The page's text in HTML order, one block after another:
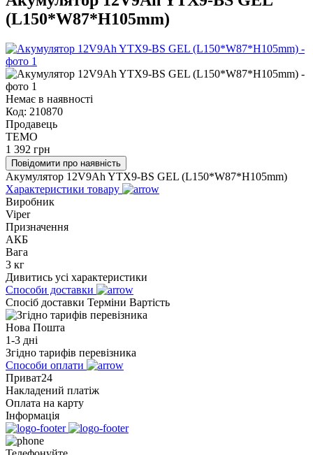
(L150*W87*H105mm)
Немає в наявності
Код: 210870
Продавець
TEMO
1 392 грн
Повідомити про наявність
Акумулятор 12V9Ah YTX9-BS GEL (L150*W87*H105mm)
Характеристики товару
Виробник
Viper
Призначення
АКБ
Вага
3 кг
Дивитись усі характеристики
Способи доставки
Спосіб доставки Терміни Вартість
Нова Пошта
1-3 дні
Згідно тарифів перевізника
Способи оплати
Приват24
Накладений платіж
Оплата на карту
Інформація